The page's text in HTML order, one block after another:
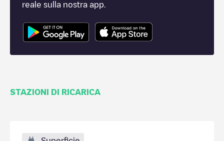
reale sulla nostra app.
STAZIONI DI RICARICA